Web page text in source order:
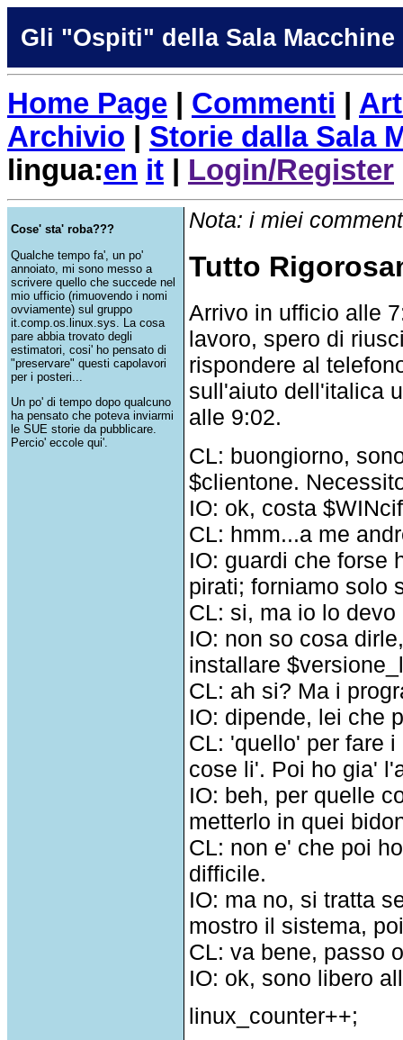
Gli "Ospiti" della Sala Macchine
Home Page Commenti
Archivio
Storie dalla Sala
lingua:en it Login/Register
Cose' sta' roba???
Qualche tempo fa', un po'
annoiato, mi sono messo a
scrivere quello che succede nel
mio ufficio (rimuovendo i nomi
ovviamente) sul gruppo
it.comp.os.linux.sys. La cosa
pare abbia trovato degli
estimatori, cosi' ho pensato di
"preservare" questi capolavori
per i posteri...
Un po' di tempo dopo qualcuno
ha pensato che poteva inviarmi
le SUE storie da pubblicare.
Percio' eccole qui'.
Nota: i miei
Tutto
Arrivo in ufficio alle
lavoro, spero di
rispondere al
sull'aiuto dell'italica
alle 9:02.
CL: buongiorno,
$clientone.
IO: ok, costa
CL: hmm...a me
IO: guardi che forse
pirati; forniamo solo
CL: si, ma io lo
IO: non so cosa
installare
CL: ah si? Ma i
IO: dipende, lei che
CL: 'quello' per fare
cose li'. Poi ho gia'
IO: beh, per quelle
metterlo in quei
CL: non e' che poi
difficile.
IO: ma no, si tratta
mostro il sistema,
CL: va bene, passo
IO: ok, sono libero
linux_counter++;